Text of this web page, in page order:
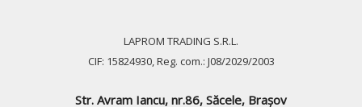
LAPROM TRADING S.R.L.
CIF: 15824930, Reg. com.: J08/2029/2003
Str. Avram Iancu, nr.86, Săcele, Braşov